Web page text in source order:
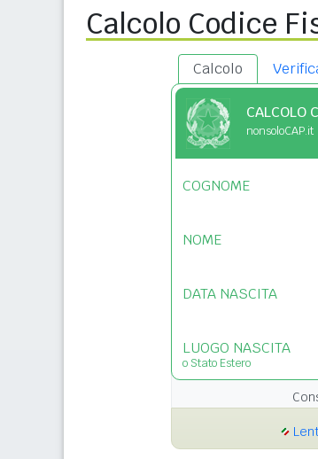
Calcolo Codice
Calcolo
CALCOLO
nonsoloCAP.it
COGNOME
NOME
DATA NASCITA
LUOGO NASCITA
o Stato Estero